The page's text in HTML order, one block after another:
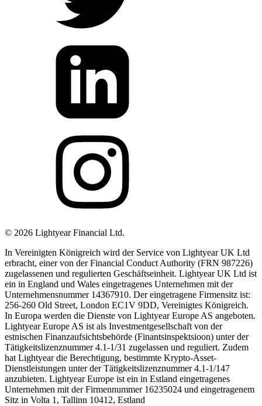
© 2026 Lightyear Financial Ltd.
In Vereinigten Königreich wird der Service von Lightyear UK Ltd
erbracht, einer von der Financial Conduct Authority (FRN 987226)
zugelassenen und regulierten Geschäftseinheit. Lightyear UK Ltd ist
ein in England und Wales eingetragenes Unternehmen mit der
Unternehmensnummer 14367910. Der eingetragene Firmensitz ist:
256-260 Old Street, London EC1V 9DD, Vereinigtes Königreich.
In Europa werden die Dienste von Lightyear Europe AS angeboten.
Lightyear Europe AS ist als Investmentgesellschaft von der
estnischen Finanzaufsichtsbehörde (Finantsinspektsioon) unter der
Tätigkeitslizenznummer 4.1-1/31 zugelassen und reguliert. Zudem
hat Lightyear die Berechtigung, bestimmte Krypto-Asset-
Dienstleistungen unter der Tätigkeitslizenznummer 4.1-1/147
anzubieten. Lightyear Europe ist ein in Estland eingetragenes
Unternehmen mit der Firmennummer 16235024 und eingetragenem
Sitz in Volta 1, Tallinn 10412, Estland